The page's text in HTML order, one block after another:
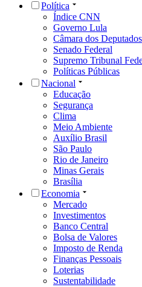
Política
Índice CNN
Governo Lula
Câmara dos Deputados
Senado Federal
Supremo Tribunal
Políticas Públicas
Nacional
Educação
Segurança
Clima
Meio Ambiente
Auxílio Brasil
São Paulo
Rio de Janeiro
Minas Gerais
Brasília
Economia
Mercado
Investimentos
Banco Central
Bolsa de Valores
Imposto de Renda
Finanças Pessoais
Loterias
Sustentabilidade